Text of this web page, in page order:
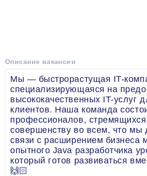
Описание вакансии
Мы — быстрорастущая IT-
специализирующаяся на
высококачественных IT-услуг
клиентов. Наша команда
профессионалов, стремящихся
совершенству во всем, что мы
связи с расширением бизнеса
опытного Java разработчика
который готов развиваться
🙌🏻